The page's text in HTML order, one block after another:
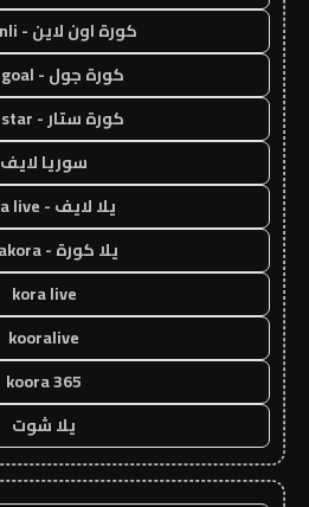
كورة اون لاين - kora onli
كورة جول - kora goal
كورة ستار - kora star
سوريا لايف
يلا لايف - yalla live
يلا كورة - yallakora
kora live
kooralive
koora 365
يلا شوت